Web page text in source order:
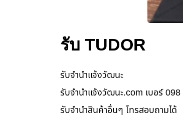
รับ TUDOR
รับจํานําแจ้งวัฒนะ
รับจํานําแจ้งวัฒนะ.com เบอร์
รับจำนำสินค้าอื่นๆ โทรสอบถามได้